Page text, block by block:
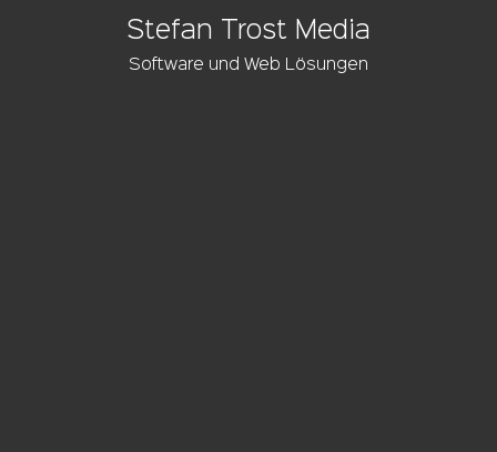
Stefan Trost Media
Software und Web Lösungen